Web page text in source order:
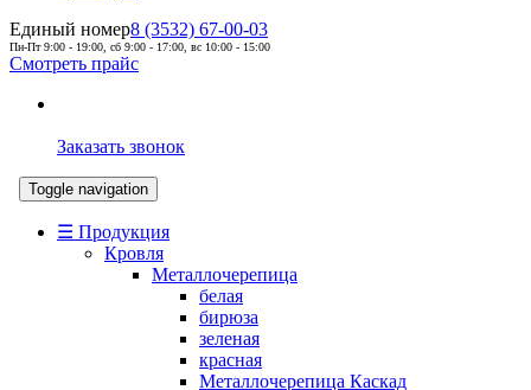
Единый номер8 (3532) 67-00-03
Пн-Пт 9:00 - 19:00, сб 9:00 - 17:00, вс 10:00 - 15:00
Смотреть прайс
Заказать звонок
Toggle navigation
☰ Продукция
Кровля
Металлочерепица
белая
бирюза
зеленая
красная
Металлочерепица Каскад